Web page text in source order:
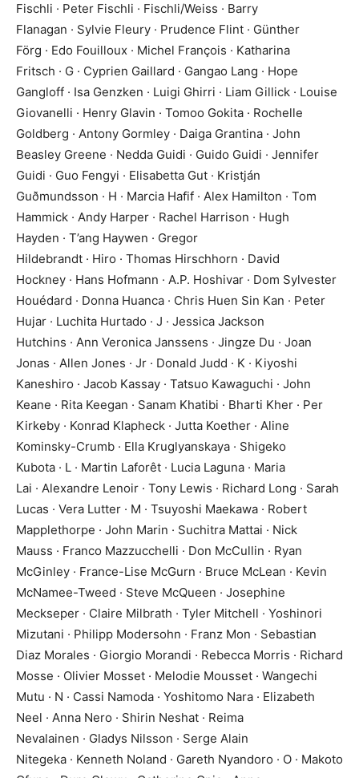
Fischli · Peter Fischli · Fischli/Weiss · Barry
Flanagan · Sylvie Fleury · Prudence Flint · Günther
Förg · Edo Fouilloux · Michel François · Katharina
Fritsch · G · Cyprien Gaillard · Gangao Lang · Hope
Gangloff · Isa Genzken · Luigi Ghirri · Liam Gillick · Louise
Giovanelli · Henry Glavin · Tomoo Gokita · Rochelle
Goldberg · Antony Gormley · Daiga Grantina · John
Beasley Greene · Nedda Guidi · Guido Guidi · Jennifer
Guidi · Guo Fengyi · Elisabetta Gut · Kristján
Guðmundsson · H · Marcia Hafif · Alex Hamilton · Tom
Hammick · Andy Harper · Rachel Harrison · Hugh
Hayden · T’ang Haywen · Gregor
Hildebrandt · Hiro · Thomas Hirschhorn · David
Hockney · Hans Hofmann · A.P. Hoshivar · Dom Sylvester
Houédard · Donna Huanca · Chris Huen Sin Kan · Peter
Hujar · Luchita Hurtado · J · Jessica Jackson
Hutchins · Ann Veronica Janssens · Jingze Du · Joan
Jonas · Allen Jones · Jr · Donald Judd · K · Kiyoshi
Kaneshiro · Jacob Kassay · Tatsuo Kawaguchi · John
Keane · Rita Keegan · Sanam Khatibi · Bharti Kher · Per
Kirkeby · Konrad Klapheck · Jutta Koether · Aline
Kominsky-Crumb · Ella Kruglyanskaya · Shigeko
Kubota · L · Martin Laforêt · Lucia Laguna · Maria
Lai · Alexandre Lenoir · Tony Lewis · Richard Long · Sarah
Lucas · Vera Lutter · M · Tsuyoshi Maekawa · Robert
Mapplethorpe · John Marin · Suchitra Mattai · Nick
Mauss · Franco Mazzucchelli · Don McCullin · Ryan
McGinley · France-Lise McGurn · Bruce McLean · Kevin
McNamee-Tweed · Steve McQueen · Josephine
Meckseper · Claire Milbrath · Tyler Mitchell · Yoshinori
Mizutani · Philipp Modersohn · Franz Mon · Sebastian
Diaz Morales · Giorgio Morandi · Rebecca Morris · Richard
Mosse · Olivier Mosset · Melodie Mousset · Wangechi
Mutu · N · Cassi Namoda · Yoshitomo Nara · Elizabeth
Neel · Anna Nero · Shirin Neshat · Reima
Nevalainen · Gladys Nilsson · Serge Alain
Nitegeka · Kenneth Noland · Gareth Nyandoro · O · Makoto